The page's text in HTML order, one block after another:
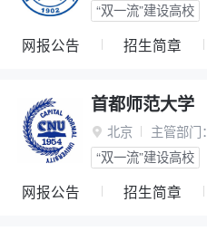
“双一流”建设高校
网报公告 招生简章
首都师范大学
 北京 主管部门：
“双一流”建设高校
网报公告 招生简章